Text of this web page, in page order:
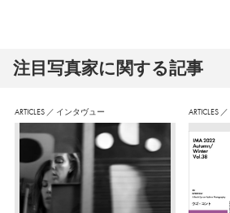
注⽬写真家に関する記事
ARTICLES ／ インタヴュー ARTICLES ／